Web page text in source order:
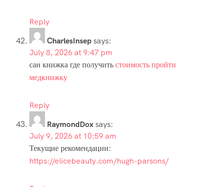
Reply
CharlesInsepsays:
July 8, 2026 at 9:47 pm
сан книжка где получитьстоимость пройти
медкнижку
Reply
RaymondDoxsays:
July 9, 2026 at 10:59 am
Текущие рекомендации:
https://elicebeauty.com/hugh-parsons/